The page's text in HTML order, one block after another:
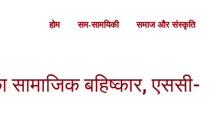
होम सम-सामयिकी समाज और संस्कृति
सामाजिक बहिष्कार, एससी-